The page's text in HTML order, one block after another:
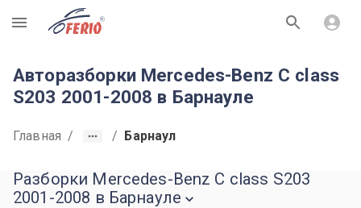
R
Авторазборки Mercedes-Benz C class
S203 2001-2008 в Барнауле
Главная / / Барнаул
Разборки Mercedes-Benz C class S203
2001-2008 в Барнауле